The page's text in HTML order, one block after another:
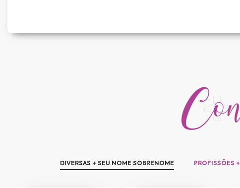
DIVERSAS + SEU NOME SOBRENOME PROFISSÕES